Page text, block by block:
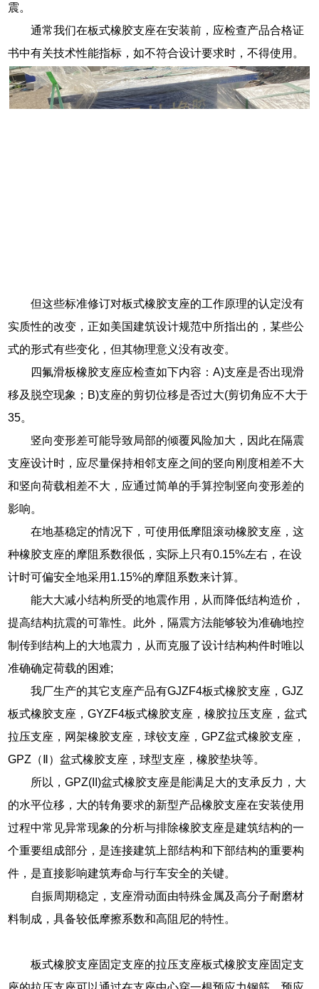
震。
通常我们在板式橡胶支座在安装前，应检查产品合格证
书中有关技术性能指标，如不符合设计要求时，不得使用。
但这些标准修订对板式橡胶支座的工作原理的认定没有
实质性的改变，正如美国建筑设计规范中所指出的，某些公
式的形式有些变化，但其物理意义没有改变。
四氟滑板橡胶支座应检查如下内容：A)支座是否出现滑
移及脱空现象；B)支座的剪切位移是否过大(剪切角应不大于
35。
竖向变形差可能导致局部的倾覆风险加大，因此在隔震
支座设计时，应尽量保持相邻支座之间的竖向刚度相差不大
和竖向荷载相差不大，应通过简单的手算控制竖向变形差的
影响。
在地基稳定的情况下，可使用低摩阻滚动橡胶支座，这
种橡胶支座的摩阻系数很低，实际上只有0.15%左右，在设
计时可偏安全地采用1.15%的摩阻系数来计算。
能大大减小结构所受的地震作用，从而降低结构造价，
提高结构抗震的可靠性。此外，隔震方法能够较为准确地控
制传到结构上的大地震力，从而克服了设计结构构件时唯以
准确确定荷载的困难;
我厂生产的其它支座产品有GJZF4板式橡胶支座，GJZ
板式橡胶支座，GYZF4板式橡胶支座，橡胶拉压支座，盆式
拉压支座，网架橡胶支座，球铰支座，GPZ盆式橡胶支座，
GPZ（Ⅱ）盆式橡胶支座，球型支座，橡胶垫块等。
所以，GPZ(II)盆式橡胶支座是能满足大的支承反力，大
的水平位移，大的转角要求的新型产品橡胶支座在安装使用
过程中常见异常现象的分析与排除橡胶支座是建筑结构的一
个重要组成部分，是连接建筑上部结构和下部结构的重要构
件，是直接影响建筑寿命与行车安全的关键。
自振周期稳定，支座滑动面由特殊金属及高分子耐磨材
料制成，具备较低摩擦系数和高阻尼的特性。
板式橡胶支座固定支座的拉压支座板式橡胶支座固定支